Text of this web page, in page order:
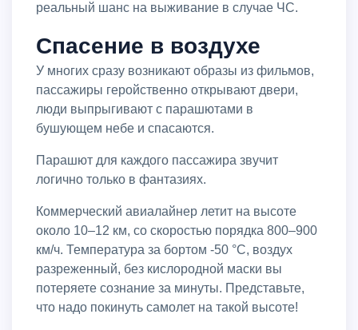
реальный шанс на выживание в случае ЧС.
Спасение в воздухе
У многих сразу возникают образы из фильмов,
пассажиры геройственно открывают двери,
люди выпрыгивают с парашютами в
бушующем небе и спасаются.
Парашют для каждого пассажира звучит
логично только в фантазиях.
Коммерческий авиалайнер летит на высоте
около 10–12 км, со скоростью порядка 800–900
км/ч. Температура за бортом -50 °C, воздух
разреженный, без кислородной маски вы
потеряете сознание за минуты. Представьте,
что надо покинуть самолет на такой высоте!